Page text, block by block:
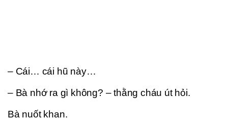
– Cái… cái hũ này…
– Bà nhớ ra gì không? – thằng cháu út hỏi.
Bà nuốt khan.